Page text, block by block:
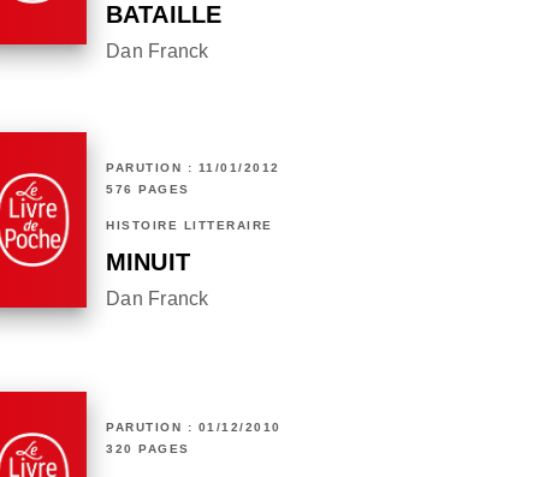
BATAILLE
Dan Franck
PARUTION : 11/01/2012
576 PAGES
HISTOIRE LITTÉRAIRE
MINUIT
Dan Franck
PARUTION : 01/12/2010
320 PAGES